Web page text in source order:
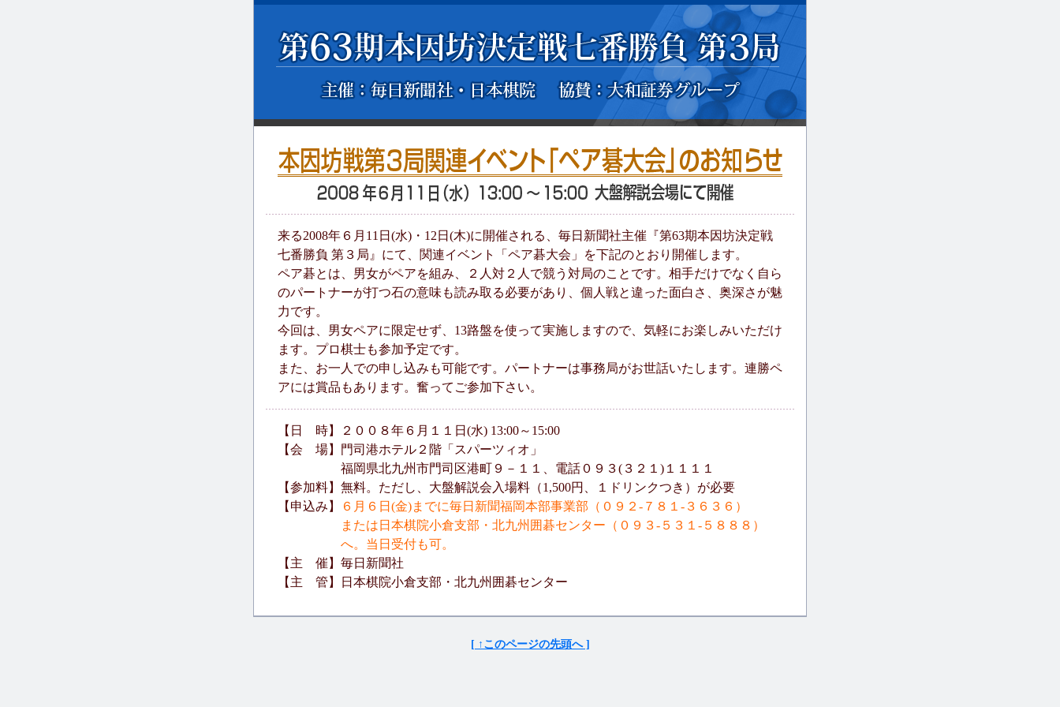
来る2008年６月11日(水)・12日(木)に開催される、毎日新聞社主催『第63期本因坊決定戦
七番勝負 第３局』にて、関連イベント「ペア碁大会」を下記のとおり開催します。
ペア碁とは、男女がペアを組み、２人対２人で競う対局のことです。相手だけでなく自ら
のパートナーが打つ石の意味も読み取る必要があり、個人戦と違った面白さ、奥深さが魅
力です。
今回は、男女ペアに限定せず、13路盤を使って実施しますので、気軽にお楽しみいただけ
ます。プロ棋士も参加予定です。
また、お一人での申し込みも可能です。パートナーは事務局がお世話いたします。連勝ペ
アには賞品もあります。奮ってご参加下さい。
【日 時】２００８年６月１１日(水) 13:00～15:00
【会 場】門司港ホテル２階「スパーツィオ」
福岡県北九州市門司区港町９－１１、電話０９３(３２１)１１１１
【参加料】無料。ただし、大盤解説会入場料（1,500円、１ドリンクつき）が必要
【申込み】
６月６日(金)までに毎日新聞福岡本部事業部（０９２-７８１-３６３６）
または日本棋院小倉支部・北九州囲碁センター（０９３-５３１-５８８８）
へ。当日受付も可。
【主 催】毎日新聞社
【主 管】日本棋院小倉支部・北九州囲碁センター
[ ↑このページの先頭へ ]